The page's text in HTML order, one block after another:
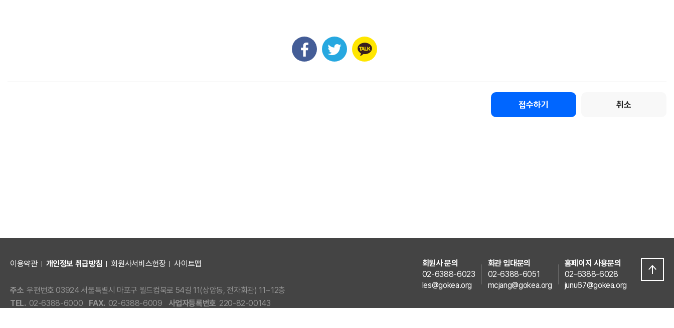
접수하기 취소
이용약관 개인정보 취급방침 회원사서비스헌장 사이트맵
주소 우편번호 03924 서울특별시 마포구 월드컵북로 54길 11(상암동, 전자회관) 11~12층
TEL. 02-6388-6000 FAX. 02-6388-6009 사업자등록번호 220-82-00143
회원사 문의
02-6388-6023
les@gokea.org
회관 임대문의
02-6388-6051
mcjang@gokea.org
홈페이지 사용문의
02-6388-6028
junu67@gokea.org